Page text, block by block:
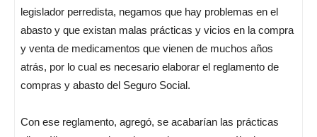
legislador perredista, negamos que hay problemas en el
abasto y que existan malas prácticas y vicios en la compra
y venta de medicamentos que vienen de muchos años
atrás, por lo cual es necesario elaborar el reglamento de
compras y abasto del Seguro Social.
Con ese reglamento, agregó, se acabarían las prácticas